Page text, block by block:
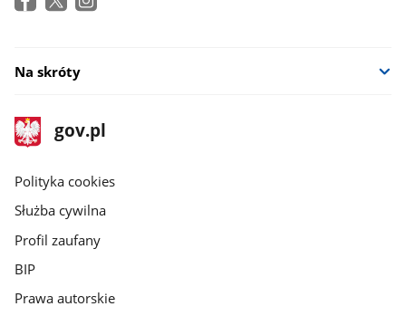
Na skróty
stopka
gov.pl
Strona
gov.pl
gov.pl
Polityka cookies
Służba cywilna
Profil zaufany
BIP
Prawa autorskie